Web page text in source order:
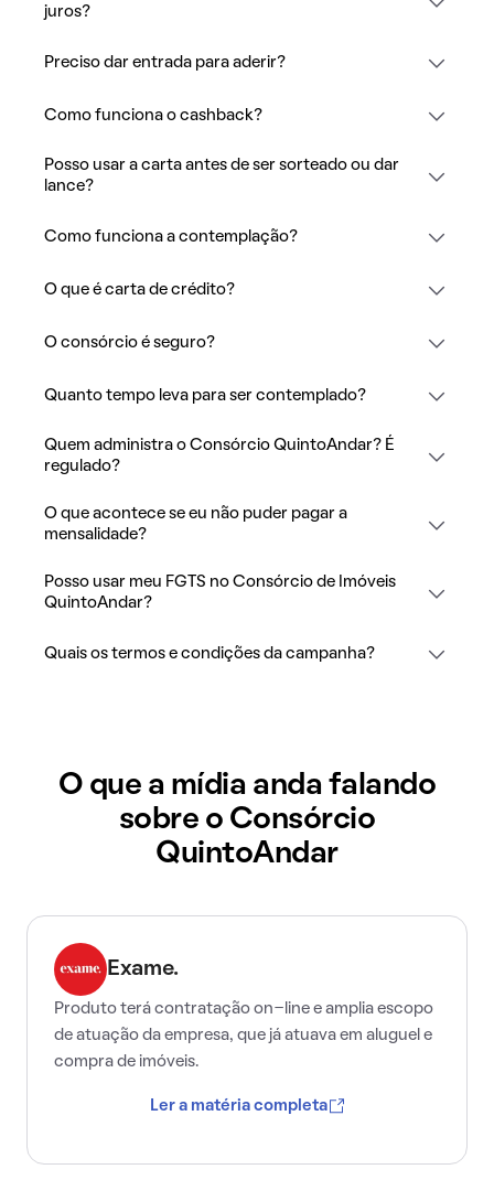
juros?
Preciso dar entrada para aderir?
Como funciona o cashback?
Posso usar a carta antes de ser sorteado ou dar
lance?
Como funciona a contemplação?
O que é carta de crédito?
O consórcio é seguro?
Quanto tempo leva para ser contemplado?
Quem administra o Consórcio QuintoAndar? É
regulado?
O que acontece se eu não puder pagar a
mensalidade?
Posso usar meu FGTS no Consórcio de Imóveis
QuintoAndar?
Quais os termos e condições da campanha?
O que a mídia anda falando
sobre o Consórcio
QuintoAndar
Exame.
Produto terá contratação on-line e amplia escopo
de atuação da empresa, que já atuava em aluguel e
compra de imóveis.
Ler a matéria completa